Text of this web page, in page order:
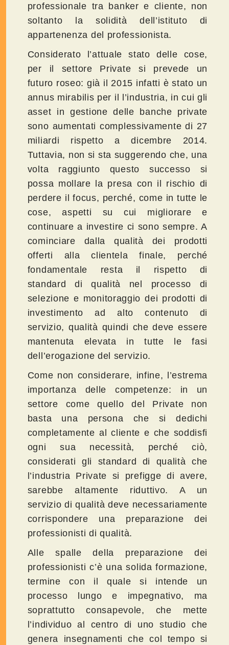
professionale tra banker e cliente, non
soltanto la solidità dell’istituto di
appartenenza del professionista.
Considerato l’attuale stato delle cose,
per il settore Private si prevede un
futuro roseo: già il 2015 infatti è stato un
annus mirabilis per il l’industria, in cui gli
asset in gestione delle banche private
sono aumentati complessivamente di 27
miliardi rispetto a dicembre 2014.
Tuttavia, non si sta suggerendo che, una
volta raggiunto questo successo si
possa mollare la presa con il rischio di
perdere il focus, perché, come in tutte le
cose, aspetti su cui migliorare e
continuare a investire ci sono sempre. A
cominciare dalla qualità dei prodotti
offerti alla clientela finale, perché
fondamentale resta il rispetto di
standard di qualità nel processo di
selezione e monitoraggio dei prodotti di
investimento ad alto contenuto di
servizio, qualità quindi che deve essere
mantenuta elevata in tutte le fasi
dell’erogazione del servizio.
Come non considerare, infine, l’estrema
importanza delle competenze: in un
settore come quello del Private non
basta una persona che si dedichi
completamente al cliente e che soddisfi
ogni sua necessità, perché ciò,
considerati gli standard di qualità che
l’industria Private si prefigge di avere,
sarebbe altamente riduttivo. A un
servizio di qualità deve necessariamente
corrispondere una preparazione dei
professionisti di qualità.
Alle spalle della preparazione dei
professionisti c’è una solida formazione,
termine con il quale si intende un
processo lungo e impegnativo, ma
soprattutto consapevole, che mette
l’individuo al centro di uno studio che
genera insegnamenti che col tempo si